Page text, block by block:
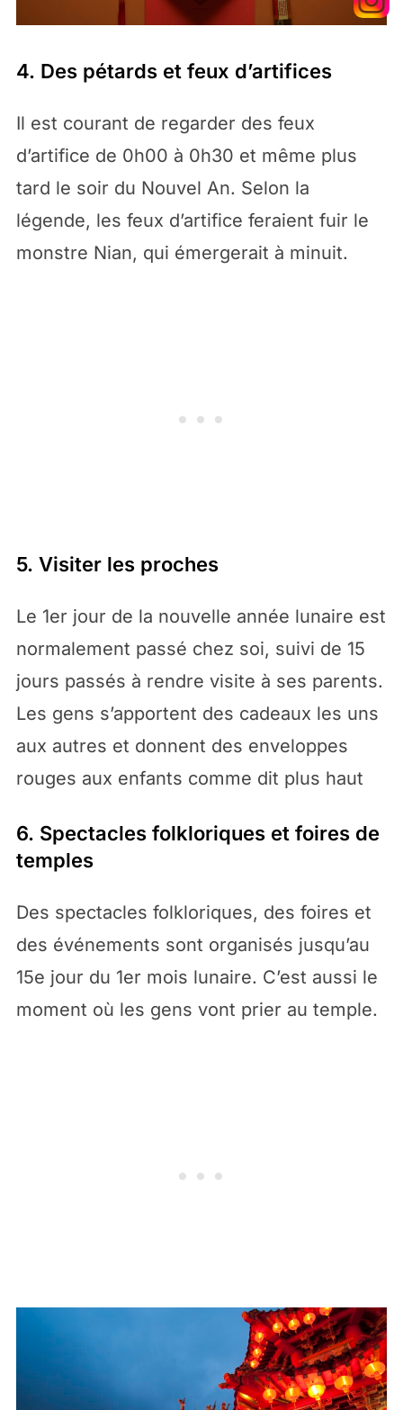
4. Des pétards et feux d’artifices
Il est courant de regarder des feux
d’artifice de 0h00 à 0h30 et même plus
tard le soir du Nouvel An. Selon la
légende, les feux d’artifice feraient fuir le
monstre Nian, qui émergerait à minuit.
5. Visiter les proches
Le 1er jour de la nouvelle année lunaire est
normalement passé chez soi, suivi de 15
jours passés à rendre visite à ses parents.
Les gens s’apportent des cadeaux les uns
aux autres et donnent des enveloppes
rouges aux enfants comme dit plus haut
6. Spectacles folkloriques et foires de
temples
Des spectacles folkloriques, des foires et
des événements sont organisés jusqu’au
15e jour du 1er mois lunaire. C’est aussi le
moment où les gens vont prier au temple.